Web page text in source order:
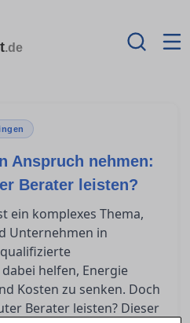
.de
Anspruch nehmen:
Berater leisten?
ein komplexes Thema,
Unternehmen in
helfen, Energie
Kosten zu senken. Doch
Berater leisten? Dieser